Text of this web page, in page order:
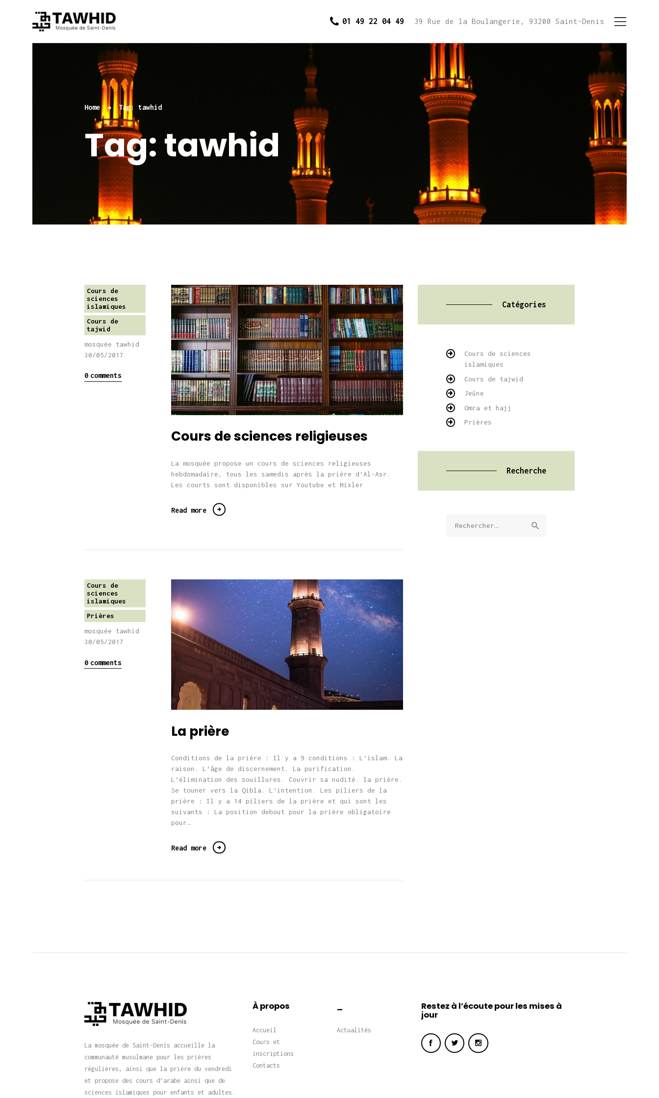
01 49 22 04 49 39 Rue de la Boulangerie, 93200 Saint-Denis
Home Tag: tawhid
Tag: tawhid
Accueil
Cours et
inscriptions
Dons
Contact
Cours de
sciences
islamiques
Cours de
tajwid
mosquée tawhid
30/05/2017
0 comments
Cours de sciences religieuses
La mosquée propose un cours de sciences religieuses
hebdomadaire, tous les samedis après la prière d’Al-Asr.
Les courts sont disponibles sur Youtube et Mixler
Read more
Cours de
sciences
islamiques
Prières
mosquée tawhid
30/05/2017
0 comments
La prière
Conditions de la prière : Il y a 9 conditions : L’islam. La
raison. L’âge de discernement. La purification.
L’élimination des souillures. Couvrir sa nudité. la prière.
Se touner vers la Qibla. L’intention. Les piliers de la
prière : Il y a 14 piliers de la prière et qui sont les
suivants : La position debout pour la prière obligatoire
pour…
Read more
Catégories
Cours de sciences
islamiques
Cours de tajwid
Jeûne
Omra et hajj
Prières
Recherche
La mosquée de Saint-Denis accueille la
communauté musulmane pour les prières
régulières, ainsi que la prière du vendredi
et propose des cours d’arabe ainsi que de
sciences islamiques pour enfants et adultes.
À propos
Accueil
Cours et
inscriptions
Contacts
_
Actualités
Restez à l’écoute pour les mises à
jour